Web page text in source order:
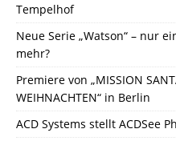
Tempelhof
Neue Serie „Watson“ – nur
mehr?
Premiere von „MISSION
WEIHNACHTEN“ in Berlin
ACD Systems stellt ACDSee